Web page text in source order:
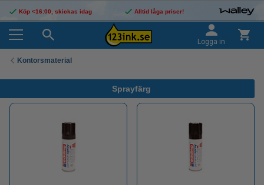
Köp <16:00, skickas idag Alltid låga priser!
Logga in
Kontorsmaterial
Sprayfärg